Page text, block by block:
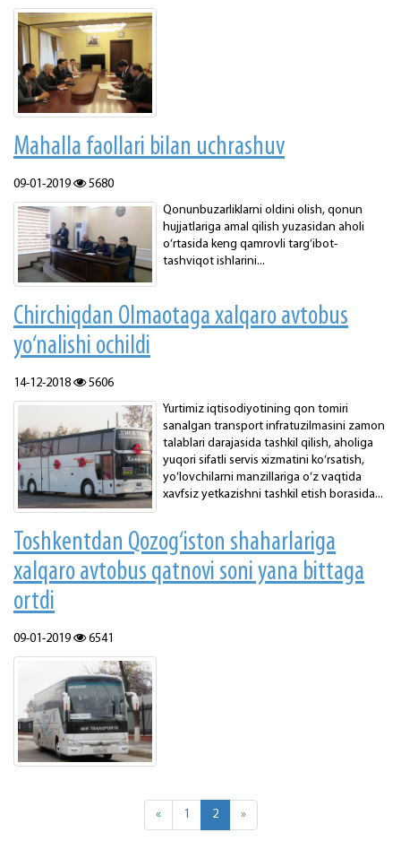
Mahalla faollari bilan uchrashuv
09-01-2019
5680
Qonunbuzarliklarni oldini olish, qonun
hujjatlariga amal qilish yuzasidan aholi
o‘rtasida keng qamrovli targ‘ibot-
tashviqot ishlarini...
Chirchiqdan Olmaotaga xalqaro avtobus
yo‘nalishi ochildi
14-12-2018
5606
Yurtimiz iqtisodiyotining qon tomiri
sanalgan transport infratuzilmasini zamon
talablari darajasida tashkil qilish, aholiga
yuqori sifatli servis xizmatini ko‘rsatish,
yo‘lovchilarni manzillariga o‘z vaqtida
xavfsiz yetkazishni tashkil etish borasida...
Toshkentdan Qozog‘iston shaharlariga
xalqaro avtobus qatnovi soni yana bittaga
ortdi
09-01-2019 6541
« 1 2 »